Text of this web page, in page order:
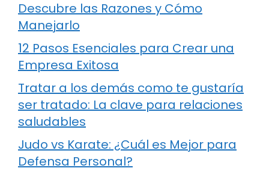
Descubre las Razones y Cómo
Manejarlo
12 Pasos Esenciales para Crear una
Empresa Exitosa
Tratar a los demás como te gustaría
ser tratado: La clave para relaciones
saludables
Judo vs Karate: ¿Cuál es Mejor para
Defensa Personal?